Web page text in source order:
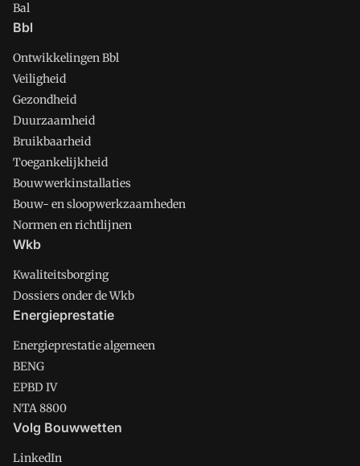
Bal
Bbl
Ontwikkelingen Bbl
Veiligheid
Gezondheid
Duurzaamheid
Bruikbaarheid
Toegankelijkheid
Bouwwerkinstallaties
Bouw- en sloopwerkzaamheden
Normen en richtlijnen
Wkb
Kwaliteitsborging
Dossiers onder de Wkb
Energieprestatie
Energieprestatie algemeen
BENG
EPBD IV
NTA 8800
Volg Bouwwetten
LinkedIn